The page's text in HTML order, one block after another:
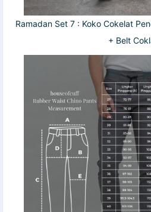
Ramadan Set 7 : Koko Cokelat
+ Belt